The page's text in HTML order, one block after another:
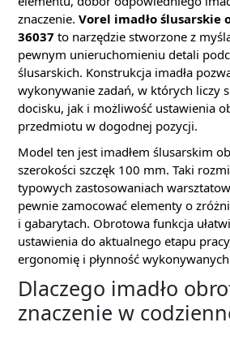
znaczenie. Vorel imadło ślusarskie
36037 to narzędzie stworzone z
pewnym unieruchomieniu detali
ślusarskich. Konstrukcja imadła
wykonywanie zadań, w których liczy
docisku, jak i możliwość ustawienia
przedmiotu w dogodnej pozycji.
Model ten jest imadłem ślusarskim
szerokości szczęk 100 mm. Taki
typowych zastosowaniach
pewnie zamocować elementy o
i gabarytach. Obrotowa funkcja
ustawienia do aktualnego etapu
ergonomię i płynność
Dlaczego imadło
znaczenie w